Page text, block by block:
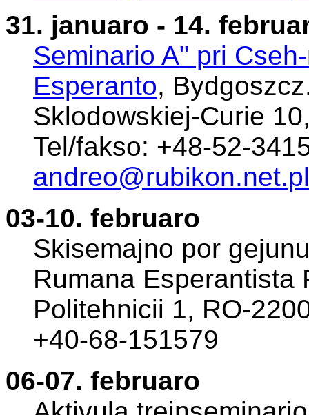
31. januaro - 14.
Seminario A" pri
Esperanto,
Sklodowskiej-Curie
Tel/fakso: +48-52-
andreo@rubikon.net.pl
03-10. februaro
Skisemajno por
Rumana Esperantista
Politehnicii 1, RO-
+40-68-151579
06-07. februaro